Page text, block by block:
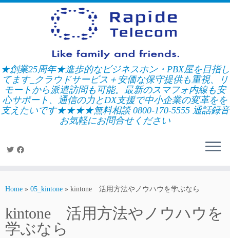
Skip
★創業25周年★進歩的なビジネスホン・PBX屋を目指し
てます_クラウドサービス＋安価な保守提供も重視、リ
モートから派遣訪問も可能。最新のスマフォ内線も安
心サポート、通信の力とDX支援で中小企業の変革をを
支えたいです★★★★無料相談 0800-170-5555 通話録音
お気軽にお問合せください
Home » 05_kintone » kintone 活用方法やノウハウを学ぶなら
kintone 活用方法やノウハウを
学ぶなら